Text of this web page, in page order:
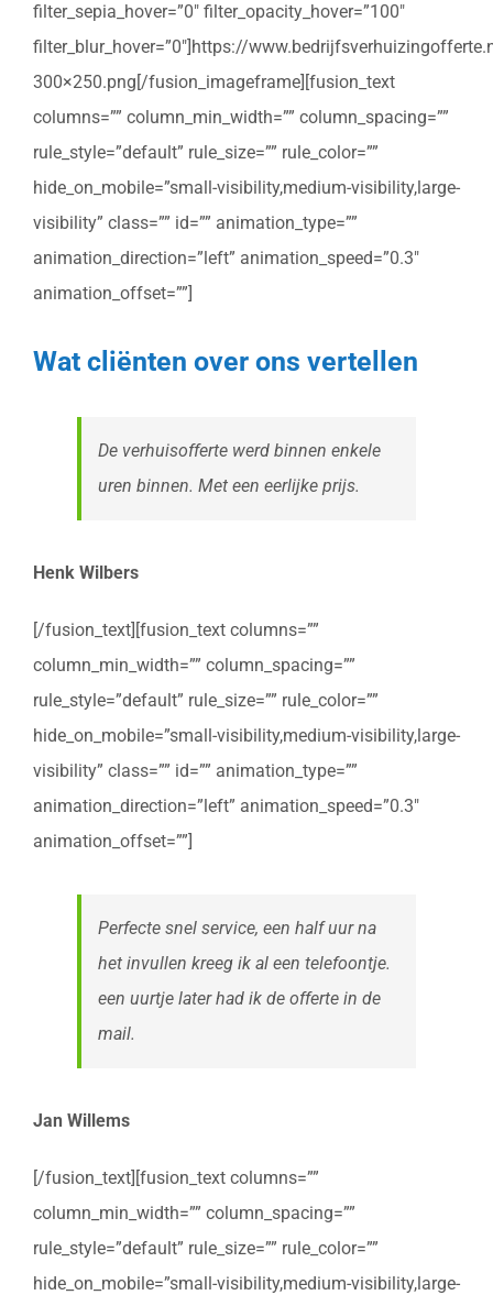
filter_sepia_hover=”0″ filter_opacity_hover=”100″
filter_blur_hover=”0″]https://
300×250.png[/fusion_imageframe][fusion_text
columns=”” column_min_width=”” column_spacing=””
rule_style=”default” rule_size=”” rule_color=””
hide_on_mobile=”small-visibility,medium-visibility,large-
visibility” class=”” id=”” animation_type=””
animation_direction=”left” animation_speed=”0.3″
animation_offset=””]
Wat cliënten over ons vertellen
De verhuisofferte werd binnen enkele
uren binnen. Met een eerlijke prijs.
Henk Wilbers
[/fusion_text][fusion_text columns=””
column_min_width=”” column_spacing=””
rule_style=”default” rule_size=”” rule_color=””
hide_on_mobile=”small-visibility,medium-visibility,large-
visibility” class=”” id=”” animation_type=””
animation_direction=”left” animation_speed=”0.3″
animation_offset=””]
Perfecte snel service, een half uur na
het invullen kreeg ik al een telefoontje.
een uurtje later had ik de offerte in de
mail.
Jan Willems
[/fusion_text][fusion_text columns=””
column_min_width=”” column_spacing=””
rule_style=”default” rule_size=”” rule_color=””
hide_on_mobile=”small-visibility,medium-visibility,large-